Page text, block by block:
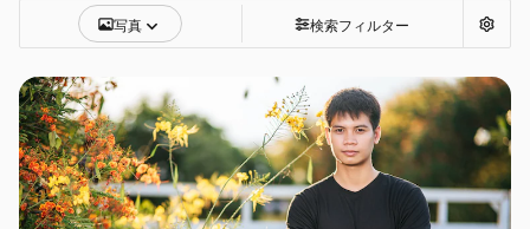
写真 検索フィルター